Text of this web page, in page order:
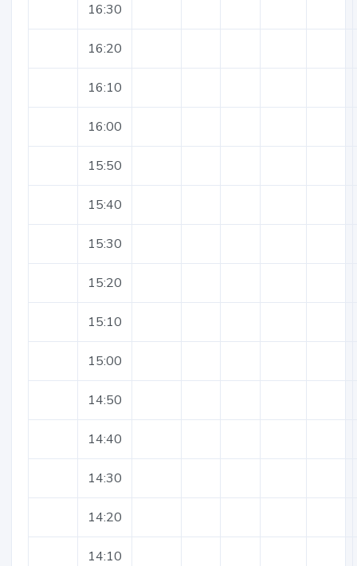
16:30
16:20
16:10
16:00
15:50
15:40
15:30
15:20
15:10
15:00
14:50
14:40
14:30
14:20
14:10